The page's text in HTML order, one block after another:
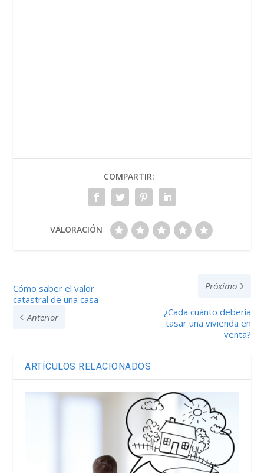
COMPARTIR:
VALORACIÓN
Cómo saber el valor
catastral de una casa
Anterior
Próximo
¿Cada cuánto debería
tasar una vivienda en
venta?
ARTÍCULOS RELACIONADOS